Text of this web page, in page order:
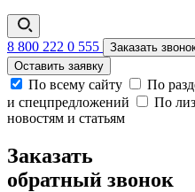
8 800 222 0 555
Заказать
Оставить заявку
По всему сайту По
и спецпредложений
По
новостям и статьям
Заказать
обратный звонок